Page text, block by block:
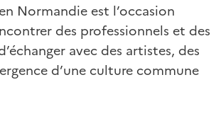
Normandie est l’occasion
des professionnels et des
avec des artistes, des
d’une culture commune